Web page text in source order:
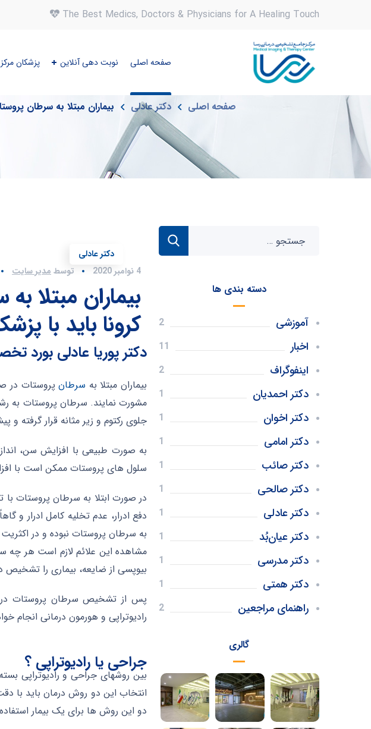
The Best Medics, Doctors & Physicians for A Healing Touch
صفحه اصلی نوبت دهی آنلاین پزشکان
صفحه اصلی دکتر عادلی بیماران مبتلا به سرطان
دکتر عادلی
4 نوامبر 2020
توسطمدیر سایت
بیماران مبتلا
کرونا باید
دکتر پوریا عادلی بورد
بیماران مبتلا به سرطانپروستات در
مشورت نمایند. سرطان پروستات به
جلوی رکتوم و زیر مثانه قرار گرفته و
به صورت طبیعی با افزایش سن،
سلول های پروستات ممکن است با
در صورت ابتلا به سرطان پروستات
دفع ادرار، عدم تخلیه کامل ادرار و
به سرطان پروستات نبوده و در
مشاهده این علائم لازم است هر چه
بیوپسی از ضایعه، بیماری را تشخیص
پس از تشخیص سرطان پروستات
رادیوتراپی و هورمون درمانی انجام
جراحی یا رادیوتراپی ؟
بین روشهای جراحی و رادیوتراپی
انتخاب این دو روش درمان باید با
دو این روش ها برای یک بیمار
دسته بندی ها
آموزشی 2
اخبار 11
اینفوگراف 2
دکتر احمدیان 1
دکتر اخوان 1
دکتر امامی 1
دکتر صائب 1
دکتر صالحی 1
دکتر عادلی 1
دکتر عیان‌بُد 1
دکتر مدرسی 1
دکتر همتی 1
راهنمای مراجعین 2
گالری